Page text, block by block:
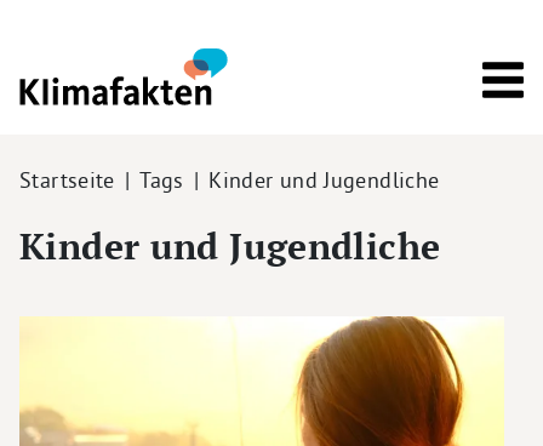
Pfadnavigation
Startseite Tags Kinder und Jugendliche
Kinder und Jugendliche